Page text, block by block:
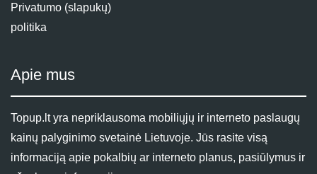
Privatumo (slapukų)
politika
Apie mus
Topup.lt yra nepriklausoma mobiliųjų ir interneto paslaugų
kainų palyginimo svetainė Lietuvoje. Jūs rasite visą
informaciją apie pokalbių ar interneto planus, pasiūlymus ir